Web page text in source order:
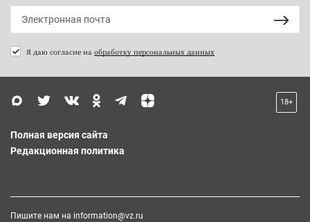
Я даю согласие на обработку персональных данных
18+
Полная версия сайта
Редакционная политика
Пишите нам на information@vz.ru